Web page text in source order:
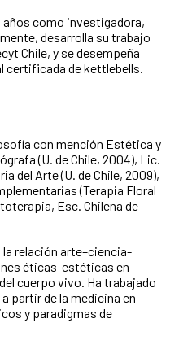
años como investigadora,
desarrolla su trabajo
Chile, y se desempeña
certificada de kettlebells.
con mención Estética y
(U. de Chile, 2004), Lic.
del Arte (U. de Chile, 2009),
(Terapia Floral
Esc. Chilena de
relación arte–ciencia-
éticas-estéticas en
cuerpo vivo. Ha trabajado
partir de la medicina en
y paradigmas de